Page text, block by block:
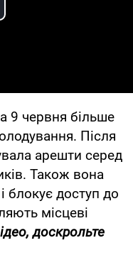
Video
9 червня більше
Після
арешти серед
Також вона
блокує доступ до
місцеві
доскрольте